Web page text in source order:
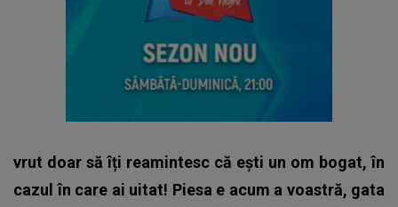
vrut doar să îți reamintesc că ești un om bogat, în
cazul în care ai uitat! Piesa e acum a voastră, gata